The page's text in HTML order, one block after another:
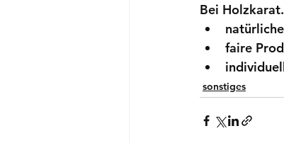
Bei
faire
sonstiges